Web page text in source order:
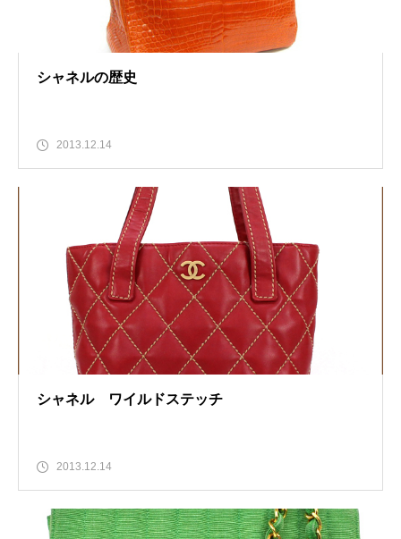
シャネルの歴史
2013.12.14
シャネル ワイルドステッチ
2013.12.14